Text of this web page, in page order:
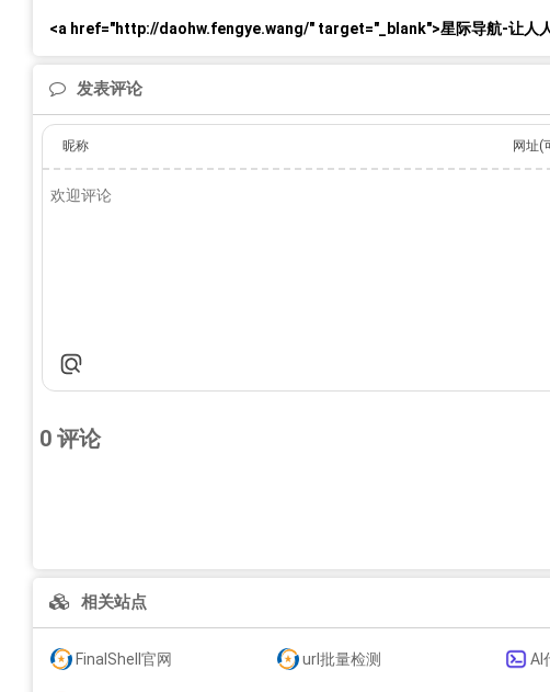
<a href="http://daohw.fengye.wang/" target="_blank">星际导航-让人
发表评论
昵称 网址(
0 评论
相关站点
FinalShell官网 url批量检测 AI